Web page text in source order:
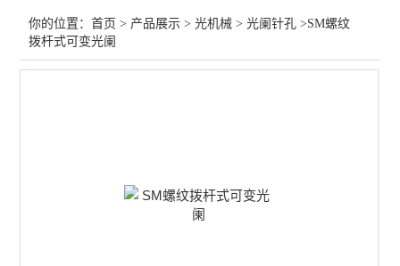
光阑针孔
你的位置：首页 > 产品展示 >光机械 >光阑针孔 >SM螺纹
拨杆式可变光阑